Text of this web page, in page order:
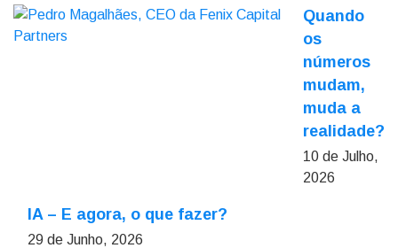
Quando
os
números
mudam,
muda a
realidade?
10 de Julho,
2026
IA – E agora, o que fazer?
29 de Junho, 2026